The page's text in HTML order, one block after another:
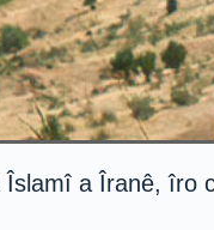
Îslamî a Îranê, îro